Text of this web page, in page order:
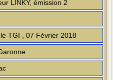
LINKY, émission 2
TGI , 07 Février 2018